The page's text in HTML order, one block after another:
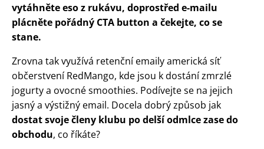
vytáhněte eso z rukávu, doprostřed e-mailu
plácněte pořádný CTA button a čekejte, co se
stane.
Zrovna tak využívá retenční emaily americká síť
občerstvení RedMango, kde jsou k dostání zmrzlé
jogurty a ovocné smoothies. Podívejte se na jejich
jasný a výstižný email. Docela dobrý způsob jak
dostat svoje členy klubu po delší odmlce zase do
obchodu, co říkáte?